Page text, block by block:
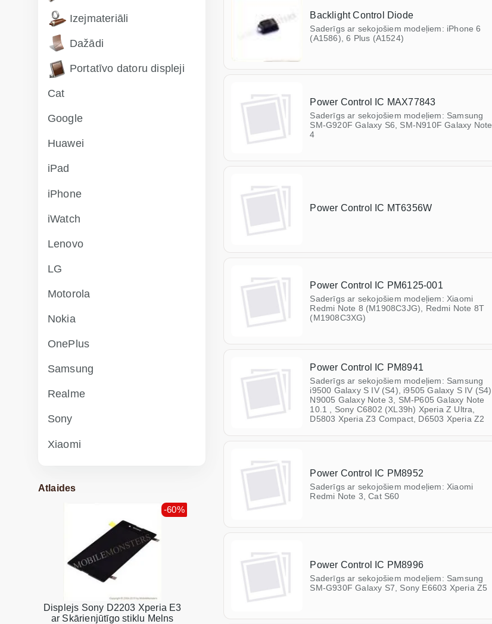
Izejmateriāli
Dažādi
Portatīvo datoru displeji
Cat
Google
Huawei
iPad
iPhone
iWatch
Lenovo
LG
Motorola
Nokia
OnePlus
Samsung
Realme
Sony
Xiaomi
Atlaides
Displejs Sony D2203 Xperia E3
ar Skārienjūtīgo stiklu Melns
-60%
Backlight Control Diode
Saderīgs ar sekojošiem modeļiem: iPhone 6
(A1586), 6 Plus (A1524)
Power Control IC MAX77843
Saderīgs ar sekojošiem modeļiem: Samsung
SM-G920F Galaxy S6, SM-N910F Galaxy Note
4
Power Control IC MT6356W
Power Control IC PM6125-001
Saderīgs ar sekojošiem modeļiem: Xiaomi
Redmi Note 8 (M1908C3JG), Redmi Note 8T
(M1908C3XG)
Power Control IC PM8941
Saderīgs ar sekojošiem modeļiem: Samsung
i9500 Galaxy S IV (S4), i9505 Galaxy S IV (S4),
N9005 Galaxy Note 3, SM-P605 Galaxy Note
10.1 , Sony C6802 (XL39h) Xperia Z Ultra,
D5803 Xperia Z3 Compact, D6503 Xperia Z2
Power Control IC PM8952
Saderīgs ar sekojošiem modeļiem: Xiaomi
Redmi Note 3, Cat S60
Power Control IC PM8996
Saderīgs ar sekojošiem modeļiem: Samsung
SM-G930F Galaxy S7, Sony E6603 Xperia Z5